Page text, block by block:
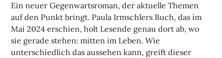
Ein neuer Gegenwartsroman, der aktuelle Themen
auf den Punkt bringt. Paula Irmschlers Buch, das im
Mai 2024 erschien, holt Lesende genau dort ab, wo
sie gerade stehen: mitten im Leben. Wie
unterschiedlich das aussehen kann, greift dieser